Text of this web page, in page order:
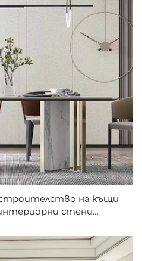
на къщи
стени
хотели